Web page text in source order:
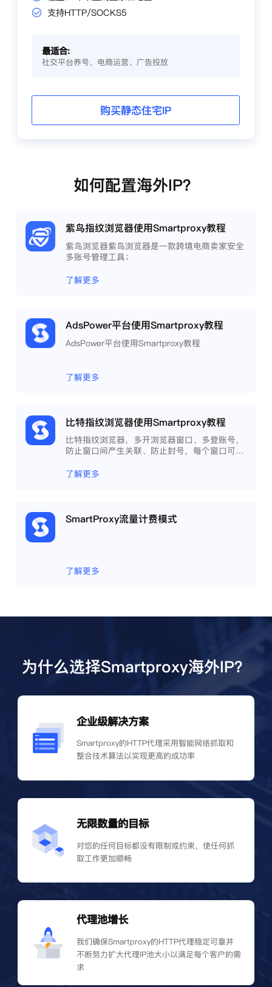
支持HTTP/SOCKS5
最适合:
社交平台养号、电商运营、广告投放
购买静态住宅IP
如何配置海外IP？
紫鸟指纹浏览器使用Smartproxy教程
紫鸟浏览器紫鸟浏览器是一款跨境电商卖家安全
多账号管理工具；
了解更多
AdsPower平台使用Smartproxy教程
AdsPower平台使用Smartproxy教程
了解更多
比特指纹浏览器使用Smartproxy教程
比特指纹浏览器，多开浏览器窗口、多登账号，
防止窗口间产生关联、防止封号，每个窗口可以
相互间完全环境独立、隔离，避免关联封号。
了解更多
SmartProxy流量计费模式
了解更多
为什么选择Smartproxy海外IP？
企业级解决方案
Smartproxy的HTTP代理采用智能网络抓取和
整合技术算法以实现更高的成功率
无限数量的目标
对您的任何目标都没有限制或约束，使任何抓
取工作更加顺畅
代理池增长
我们确保Smartproxy的HTTP代理稳定可靠并
不断努力扩大代理IP池大小以满足每个客户的需
求